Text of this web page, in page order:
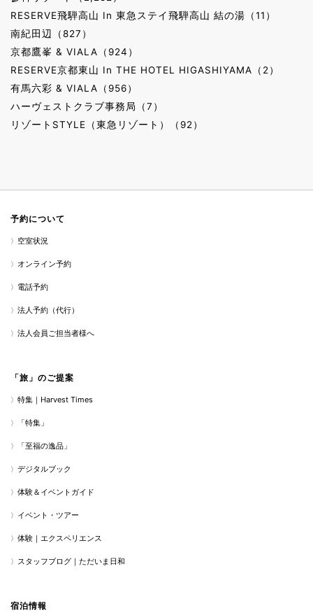
RESERVE飛騨高山 In 東急ステイ飛騨高山 結の湯（11）
南紀田辺（827）
京都鷹峯 & VIALA（924）
RESERVE京都東山 In THE HOTEL HIGASHIYAMA（2）
有馬六彩 & VIALA（956）
ハーヴェストクラブ事務局（7）
リゾートSTYLE（東急リゾート）（92）
予約について
空室状況
オンライン予約
電話予約
法人予約（代行）
法人会員ご担当者様へ
「旅」のご提案
特集｜Harvest Times
「特集」
「至福の逸品」
デジタルブック
体験＆イベントガイド
イベント・ツアー
体験｜エクスペリエンス
スタッフブログ｜ただいま日和
宿泊情報